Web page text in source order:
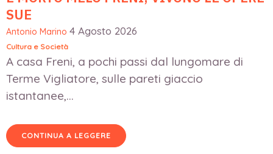
SUE
Antonio Marino 4 Agosto 2026
Cultura e Società
A casa Freni, a pochi passi dal lungomare di
Terme Vigliatore, sulle pareti giaccio
istantanee,...
CONTINUA A LEGGERE